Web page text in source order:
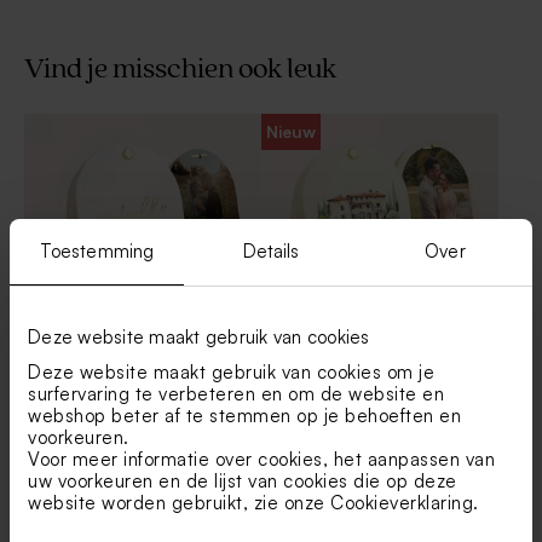
Toestemming Details Over
Deze website maakt gebruik van cookies
Deze website maakt gebruik van cookies om je
surfervaring te verbeteren en om de website en
webshop beter af te stemmen op je behoeften en
voorkeuren.
Voor meer informatie over cookies, het aanpassen van
uw voorkeuren en de lijst van cookies die op deze
website worden gebruikt, zie onze Cookieverklaring.
Ronde naamsticker met
goudfolie (3,7 cm)
Chique receptiekaartje met
goudfolie
Chique RSVP bruiloft met
goudfolie
Vind je misschien ook leuk
Afgerond snoepzakje met
foto en goudfolie
Nieuw
Afgerond snoepzakje met
foto, goudfolie en tekening